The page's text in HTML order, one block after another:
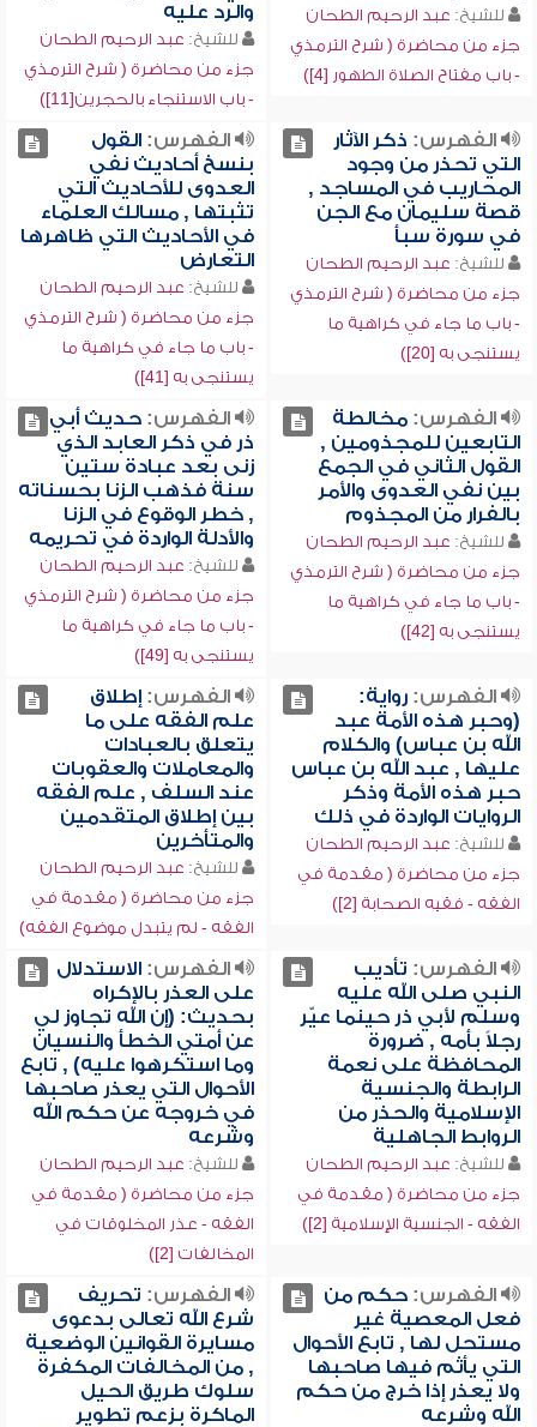
للشيخ: عبد الرحيم الطحان
جزء من محاضرة ( شرح الترمذي
- باب مفتاح الصلاة الطهور [4])
والرد عليه
للشيخ: عبد الرحيم الطحان
جزء من محاضرة ( شرح الترمذي
- باب الاستنجاء بالحجرين[11])
الفهرس: ذكر الآثار
التي تحذر من وجود
المحاريب في المساجد ,
قصة سليمان مع الجن
في سورة سبأ
للشيخ: عبد الرحيم الطحان
جزء من محاضرة ( شرح الترمذي
- باب ما جاء في كراهية ما
يستنجى به [20])
الفهرس:القول
بنسخ أحاديث نفي
العدوى للأحاديث التي
تثبتها , مسالك العلماء
في الأحاديث التي ظاهرها
التعارض
للشيخ: عبد الرحيم الطحان
جزء من محاضرة ( شرح الترمذي
- باب ما جاء في كراهية ما
يستنجى به [41])
الفهرس:مخالطة
التابعين للمجذومين ,
القول الثاني في الجمع
بين نفي العدوى والأمر
بالفرار من المجذوم
للشيخ: عبد الرحيم الطحان
جزء من محاضرة ( شرح الترمذي
- باب ما جاء في كراهية ما
يستنجى به [42])
الفهرس:حديث أبي
ذر في ذكر العابد الذي
زنى بعد عبادة ستين
سنة فذهب الزنا بحسناته
, خطر الوقوع في الزنا
والأدلة الواردة في تحريمه
للشيخ: عبد الرحيم الطحان
جزء من محاضرة ( شرح الترمذي
- باب ما جاء في كراهية ما
يستنجى به [49])
الفهرس:رواية:
(وحبر هذه الأمة عبد
الله بن عباس) والكلام
عليها , عبد الله بن عباس
حبر هذه الأمة وذكر
الروايات الواردة في ذلك
للشيخ: عبد الرحيم الطحان
جزء من محاضرة ( مقدمة في
الفقه - فقيه الصحابة [2])
الفهرس:إطلاق
علم الفقه على ما
يتعلق بالعبادات
والمعاملات والعقوبات
عند السلف , علم الفقه
بين إطلاق المتقدمين
والمتأخرين
للشيخ: عبد الرحيم الطحان
جزء من محاضرة ( مقدمة في
الفقه - لم يتبدل موضوع الفقه)
الفهرس: تأديب
النبي صلى الله عليه
وسلم لأبي ذر حينما عيّر
رجلاً بأمه , ضرورة
المحافظة على نعمة
الرابطة والجنسية
الإسلامية والحذر من
الروابط الجاهلية
للشيخ: عبد الرحيم الطحان
جزء من محاضرة ( مقدمة في
الفقه - الجنسية الإسلامية [2])
الفهرس:الاستدلال
على العذر بالإكراه
بحديث: (إن الله تجاوز لي
عن أمتي الخطأ والنسيان
وما استكرهوا عليه) , تابع
الأحوال التي يعذر صاحبها
في خروجه عن حكم الله
وشرعه
للشيخ: عبد الرحيم الطحان
جزء من محاضرة ( مقدمة في
الفقه - عذر المخلوقات في
المخالفات [2])
الفهرس:حكم من
فعل المعصية غير
مستحل لها , تابع الأحوال
التي يأثم فيها صاحبها
ولا يعذر إذا خرج من حكم
الله وشرعه
الفهرس: تحريف
شرع الله تعالى بدعوى
مسايرة القوانين الوضعية
, من المخالفات المكفرة
سلوك طريق الحيل
الماكرة بزعم تطوير